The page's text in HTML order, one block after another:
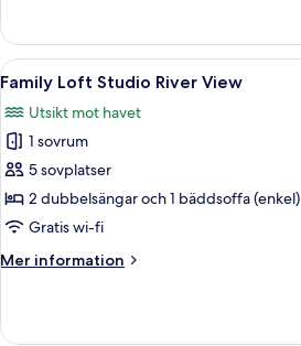
Studio
Öppna
alla
foton
för
Family
Loft
Studio
View
Ett
14
Family Loft Studio River View
Utsikt mot havet
1 sovrum
5 sovplatser
2 dubbelsängar och 1 bäddsoffa (enkel)
Gratis wi-fi
Mer information
Mer
Loft